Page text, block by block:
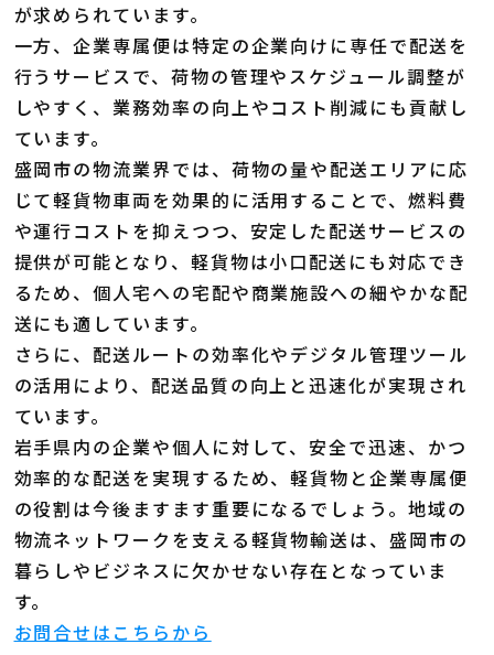
が求められています。
一方、企業専属便は特定の企業向けに専任で配送を
行うサービスで、荷物の管理やスケジュール調整が
しやすく、業務効率の向上やコスト削減にも貢献し
ています。
盛岡市の物流業界では、荷物の量や配送エリアに応
じて軽貨物車両を効果的に活用することで、燃料費
や運行コストを抑えつつ、安定した配送サービスの
提供が可能となり、軽貨物は小口配送にも対応でき
るため、個人宅への宅配や商業施設への細やかな配
送にも適しています。
さらに、配送ルートの効率化やデジタル管理ツール
の活用により、配送品質の向上と迅速化が実現され
ています。
岩手県内の企業や個人に対して、安全で迅速、かつ
効率的な配送を実現するため、軽貨物と企業専属便
の役割は今後ますます重要になるでしょう。地域の
物流ネットワークを支える軽貨物輸送は、盛岡市の
暮らしやビジネスに欠かせない存在となっていま
す。
お問合せはこちらから